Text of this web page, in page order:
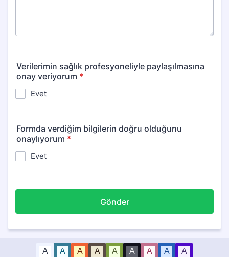
Verilerimin sağlık profesyoneliyle paylaşılmasına
onay veriyorum *
Evet
Formda verdiğim bilgilerin doğru olduğunu
onaylıyorum *
Evet
Gönder
A A A A A A A A A